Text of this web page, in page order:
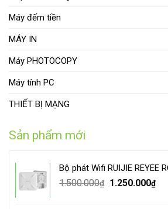
Máy đếm tiền
MÁY IN
Máy PHOTOCOPY
Máy tính PC
THIẾT BỊ MẠNG
Sản phẩm mới
Bộ phát Wifi RUIJIE REYEE
1.500.000₫
Original
1.250.000₫